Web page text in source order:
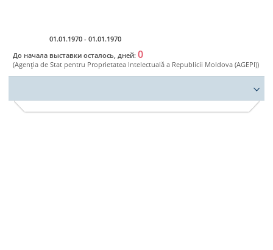
01.01.1970 - 01.01.1970
До начала выставки осталось, дней: 0
(Agenţia de Stat pentru Proprietatea Intelectuală a Republicii Moldova (AGEPI))